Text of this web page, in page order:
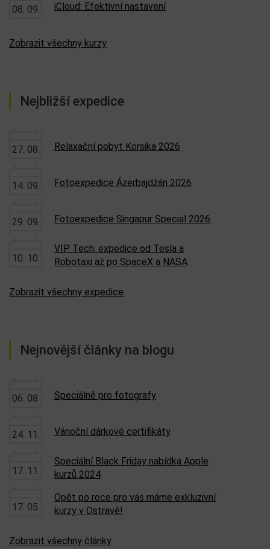
08. 09. iCloud: Efektivní nastavení
Zobrazit všechny kurzy
Nejbližší expedice
27. 08. Relaxační pobyt Korsika 2026
14. 09. Fotoexpedice Ázerbajdžán 2026
29. 09. Fotoexpedice Singapur Special 2026
10. 10.
VIP Tech. expedice od Tesla a
Robotaxi až po SpaceX a NASA
Zobrazit všechny expedice
Nejnovější články na blogu
06. 08. Speciálně pro fotografy
24. 11. Vánoční dárkové certifikáty
17. 11.
Speciální Black Friday nabídka Apple
kurzů 2024
17. 05.
Opět po roce pro vás máme exkluzivní
kurzy v Ostravě!
Zobrazit všechny články